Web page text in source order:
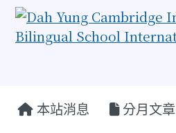
本站消息 分月文章